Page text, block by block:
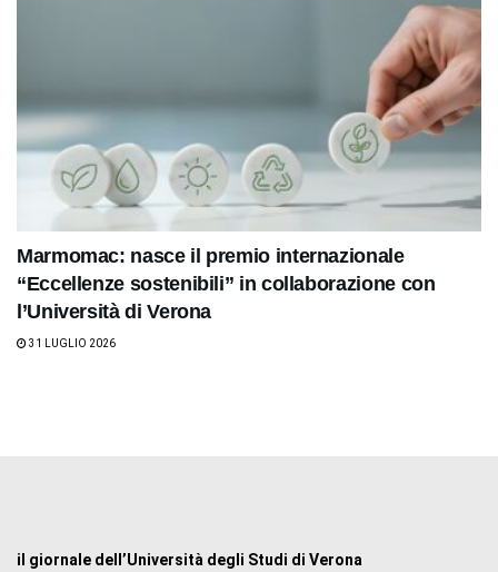
Marmomac: nasce il premio internazionale
“Eccellenze sostenibili” in collaborazione con
l’Università di Verona
31 LUGLIO 2026
il giornale dell’Università degli Studi di Verona